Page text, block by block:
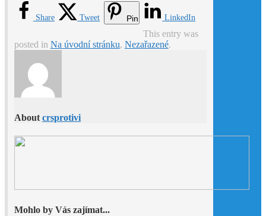
Share Tweet Pin LinkedIn
This entry was
posted in Na úvodní stránku, Nezařazené.
About crsprotivi
Mohlo by Vás zajímat...